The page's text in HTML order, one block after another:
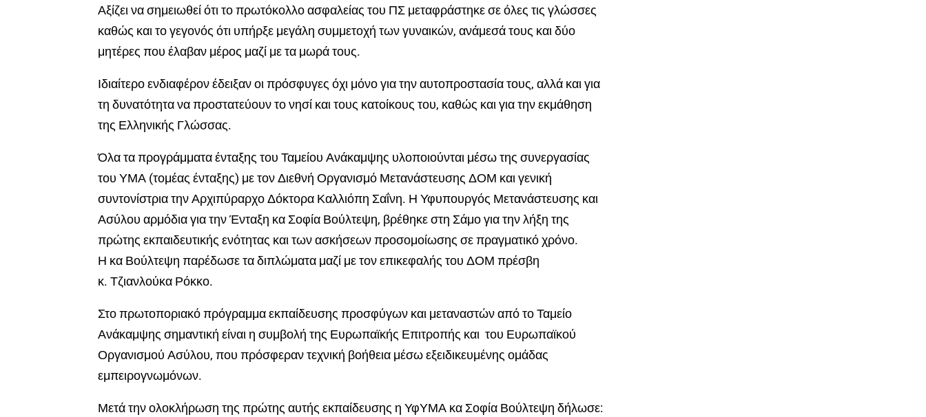
Αξίζει να σημειωθεί ότι το πρωτόκολλο ασφαλείας του ΠΣ μεταφράστηκε σε όλες τις γλώσσες
καθώς και το γεγονός ότι υπήρξε μεγάλη συμμετοχή των γυναικών, ανάμεσά τους και δύο
μητέρες που έλαβαν μέρος μαζί με τα μωρά τους.
Ιδιαίτερο ενδιαφέρον έδειξαν οι πρόσφυγες όχι μόνο για την αυτοπροστασία τους, αλλά και για
τη δυνατότητα να προστατεύουν το νησί και τους κατοίκους του, καθώς και για την εκμάθηση
της Ελληνικής Γλώσσας.
Όλα τα προγράμματα ένταξης του Ταμείου Ανάκαμψης υλοποιούνται μέσω της συνεργασίας
του ΥΜΑ (τομέας ένταξης) με τον Διεθνή Οργανισμό Μετανάστευσης ΔΟΜ και γενική
συντονίστρια τηνΑρχιπύραρχοΔόκτορα Καλλιόπη Σαΐνη. Η Υφυπουργός Μετανάστευσης και
Ασύλου αρμόδια για την Ένταξη κα Σοφία Βούλτεψη, βρέθηκε στη Σάμο για την λήξη της
πρώτης εκπαιδευτικής ενότητας και των ασκήσεων προσομοίωσης σε πραγματικό χρόνο.
Η κα Βούλτεψη παρέδωσε τα διπλώματα μαζί με τον επικεφαλής του ΔΟΜ πρέσβη
κ. Τζιανλούκα Ρόκκο.
Στο πρωτοποριακό πρόγραμμα εκπαίδευσης προσφύγων και μεταναστών από το Ταμείο
Ανάκαμψης σημαντική είναι η συμβολή της Ευρωπαϊκής Επιτροπής και του Ευρωπαϊκού
Οργανισμού Ασύλου, που πρόσφεραν τεχνική βοήθεια μέσω εξειδικευμένης ομάδας
εμπειρογνωμόνων.
Μετά την ολοκλήρωση της πρώτης αυτής εκπαίδευσης η ΥφΥΜΑ κα Σοφία Βούλτεψη δήλωσε: